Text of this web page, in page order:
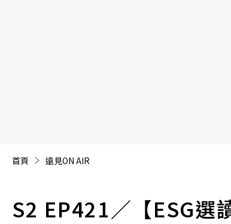
首頁 遠見ON AIR
S2 EP421／【ESG選